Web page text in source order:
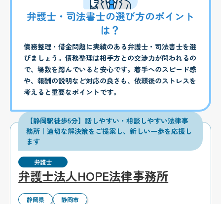
弁護士・司法書士の選び方のポイント
は？
債務整理・借金問題に実績のある弁護士・司法書士を選
びましょう。債務整理は相手方との交渉力が問われるの
で、場数を踏んでいると安心です。着手へのスピード感
や、報酬の説明など対応の良さも、依頼後のストレスを
考えると重要なポイントです。
【静岡駅徒歩5分】話しやすい・相談しやすい法律事
務所｜適切な解決策をご提案し、新しい一歩を応援し
ます
弁護士
弁護士法人HOPE法律事務所
静岡県 静岡市